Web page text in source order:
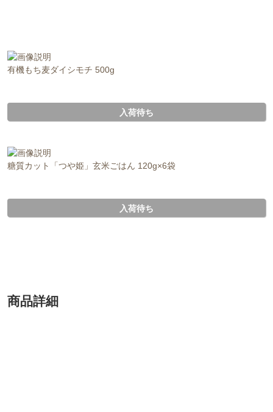
有機もち麦ダイシモチ 500g
入荷待ち
糖質カット「つや姫」玄米ごはん 120g×6袋
入荷待ち
商品詳細